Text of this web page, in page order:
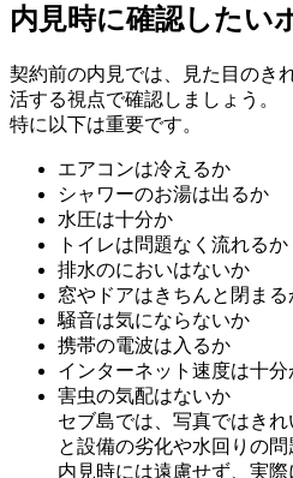
内見時に確認したい
契約前の内見では、見た目のき
活する視点で確認しましょう。
特に以下は重要です。
エアコンは冷えるか
シャワーのお湯は出るか
水圧は十分か
トイレは問題なく流れるか
排水のにおいはないか
窓やドアはきちんと閉まる
騒音は気にならないか
携帯の電波は入るか
インターネット速度は十分
害虫の気配はないか
セブ島では、写真ではき
と設備の劣化や水回りの問
内見時には遠慮せず、実